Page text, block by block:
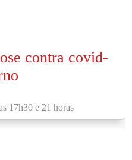
contra covid-
17h30 e 21 horas